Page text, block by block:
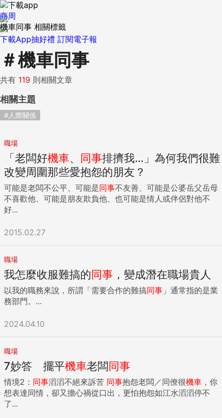
下載App抽好禮 訂閱電子報
商周
機車同事 相關標籤
＃機車同事
共有 119 則相關文章
相關主題
#人際關係
職場
「老闆好機車、 同事排擠我…」為何我們很難
改變周圍那些愛抱怨的朋友？
可能是老闆不公平、可能是同事不友善、可能是公婆岳父岳母
不喜歡他、可能是朋友欺負他、也可能是情人或伴侶對他不
好...
2015.02.27
職場
我怎麼收服難搞的同事 ，變成潛在職場貴人
以我的職務來說，所謂「需要合作的難搞同事 」通常指的是業
務部門。...
2024.04.10
職場
7妙答 擺平機車老闆同事
情境2： 同事滔滔不絕來訴苦 同事抱怨老闆／同僚很機車 ，你
想表達同情，卻又擔心禍從口出，更怕抱怨如江水滔滔停不
了...